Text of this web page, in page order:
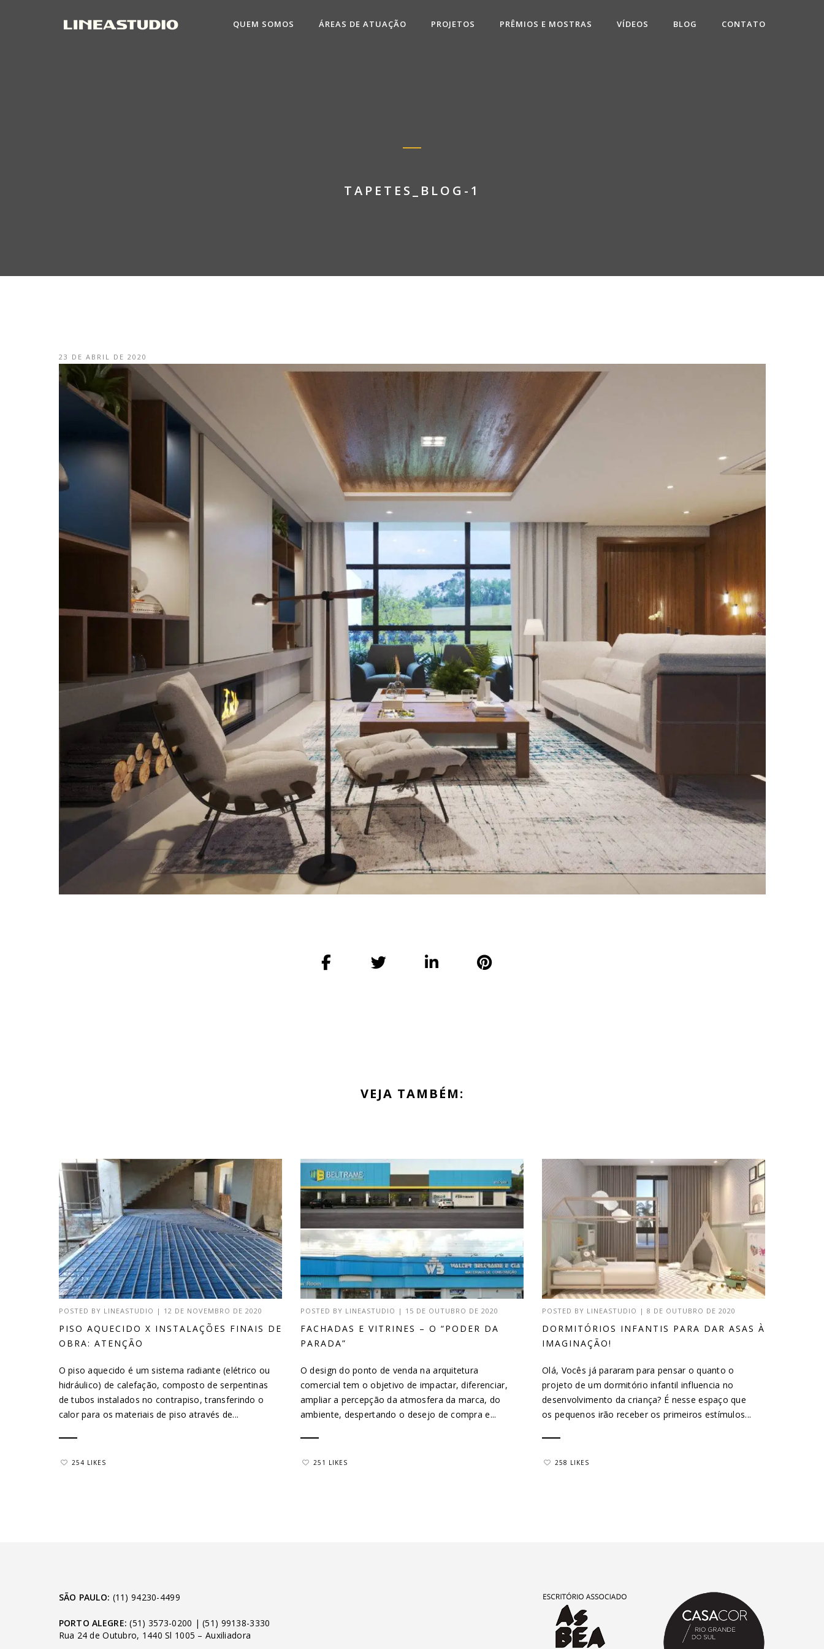
QUEM SOMOS ÁREAS DE ATUAÇÃO PROJETOS PRÊMIOS E MOSTRAS VÍDEOS BLOG CONTATO
TAPETES_BLOG-1
23 DE ABRIL DE 2020
VEJA TAMBÉM:
POSTED BY LINEASTUDIO | 12 DE NOVEMBRO DE 2020
PISO AQUECIDO X INSTALAÇÕES FINAIS DE
OBRA: ATENÇÃO
O piso aquecido é um sistema radiante (elétrico ou
hidráulico) de calefação, composto de serpentinas
de tubos instalados no contrapiso, transferindo o
calor para os materiais de piso através de...
254 LIKES
POSTED BY LINEASTUDIO | 15 DE OUTUBRO DE 2020
FACHADAS E VITRINES – O “PODER DA
PARADA”
O design do ponto de venda na arquitetura
comercial tem o objetivo de impactar, diferenciar,
ampliar a percepção da atmosfera da marca, do
ambiente, despertando o desejo de compra e...
251 LIKES
POSTED BY LINEASTUDIO |8 DE OUTUBRO DE 2020
DORMITÓRIOS INFANTIS PARA DAR ASAS À
IMAGINAÇÃO!
Olá, Vocês já pararam para pensar o quanto o
projeto de um dormitório infantil influencia no
desenvolvimento da criança? É nesse espaço que
os pequenos irão receber os primeiros estímulos...
258 LIKES
SÃO PAULO: (11) 94230-4499
PORTO ALEGRE: (51) 3573-0200 |(51) 99138-3330
Rua 24 de Outubro, 1440 Sl 1005 – Auxiliadora